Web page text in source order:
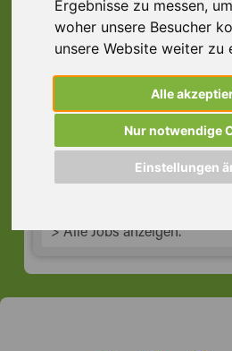
Ergebnisse zu messen,
woher unsere Besucher
unsere Website weiter zu
Alle
Nur notwendige
Einstellungen
Elektriker (m/w/d),
63065 Offenbach am Main
> Alle Jobs anzeigen.